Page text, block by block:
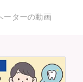
ーターの動画